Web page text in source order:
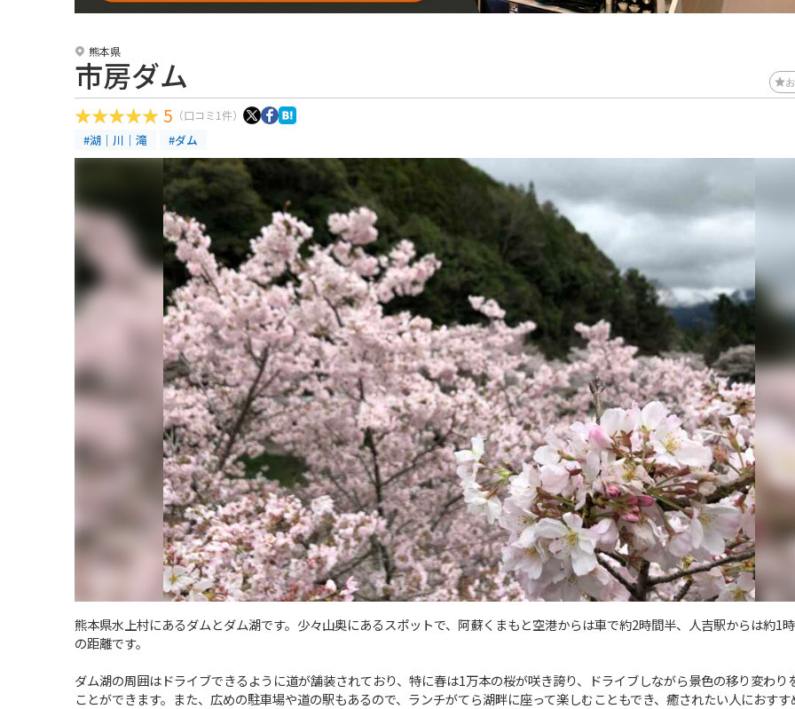
熊本県
市房ダム
5 （口コミ1件）
#湖｜川｜滝 #ダム
熊本県水上村にあるダムとダム湖です。少々山奥にあるスポットで、阿蘇くまもと空港からは車で約2時間半、人吉駅からは約1
の距離です。
ダム湖の周囲はドライブできるように道が舗装されており、特に春は1万本の桜が咲き誇り、ドライブしながら景色の移り変わり
ことができます。また、広めの駐車場や道の駅もあるので、ランチがてら湖畔に座って楽しむこともでき、癒されたい人におすす